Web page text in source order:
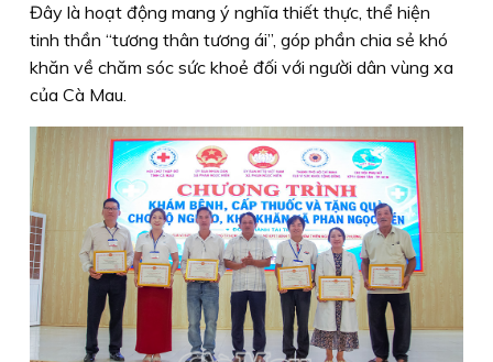
Đây là hoạt động mang ý nghĩa thiết thực, thể hiện
tinh thần “tương thân tương ái”, góp phần chia sẻ khó
khăn về chăm sóc sức khoẻ đối với người dân vùng xa
của Cà Mau.